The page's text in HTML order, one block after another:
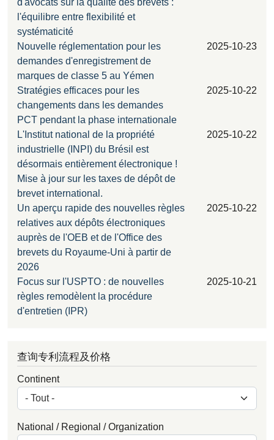
d'avocats sur la qualité des brevets :
l'équilibre entre flexibilité et
systématicité
Nouvelle réglementation pour les
demandes d'enregistrement de
marques de classe 5 au Yémen
2025-10-23
Stratégies efficaces pour les
changements dans les demandes
PCT pendant la phase internationale
2025-10-22
L'Institut national de la propriété
industrielle (INPI) du Brésil est
désormais entièrement électronique !
Mise à jour sur les taxes de dépôt de
brevet international.
2025-10-22
Un aperçu rapide des nouvelles règles
relatives aux dépôts électroniques
auprès de l'OEB et de l'Office des
brevets du Royaume-Uni à partir de
2026
2025-10-22
Focus sur l'USPTO : de nouvelles
règles remodèlent la procédure
d'entretien (IPR)
2025-10-21
查询专利流程及价格
Continent
National / Regional / Organization